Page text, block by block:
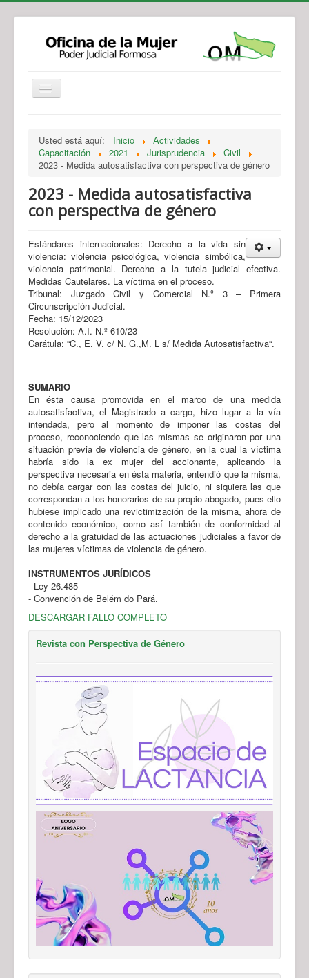
Legislación
Novedades
Recursos y Servicios de Atención
Contacto
Usted está aquí: Inicio
Actividades
Capacitación
2021 Jurisprudencia
Civil
2023 - Medida autosatisfactiva con perspectiva de género
2023 - Medida autosatisfactiva
con perspectiva de género
Estándares internacionales: Derecho a la vida sin
violencia: violencia psicológica, violencia simbólica,
violencia patrimonial. Derecho a la tutela judicial efectiva.
Medidas Cautelares. La víctima en el proceso.
Tribunal: Juzgado Civil y Comercial N.º 3 – Primera
Circunscripción Judicial.
Fecha: 15/12/2023
Resolución: A.I. N.º 610/23
Carátula: “C., E. V. c/ N. G.,M. L s/ Medida Autosatisfactiva“.
SUMARIO
En ésta causa promovida en el marco de una medida
autosatisfactiva, el Magistrado a cargo, hizo lugar a la vía
intendada, pero al momento de imponer las costas del
proceso, reconociendo que las mismas se originaron por una
situación previa de violencia de género, en la cual la víctima
habría sido la ex mujer del accionante, aplicando la
perspectiva necesaria en ésta materia, entendió que la misma,
no debía cargar con las costas del juicio, ni siquiera las que
correspondan a los honorarios de su propio abogado, pues ello
hubiese implicado una revictimización de la misma, ahora de
contenido económico, como así también de conformidad al
derecho a la gratuidad de las actuaciones judiciales a favor de
las mujeres víctimas de violencia de género.
INSTRUMENTOS JURÍDICOS
- Ley 26.485
- Convención de Belém do Pará.
DESCARGAR FALLO COMPLETO
Revista con Perspectiva de Género